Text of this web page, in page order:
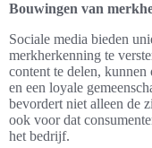
Bouwingen van
Sociale media bieden
merkherkenning te
content te delen,
en een loyale
bevordert niet alleen de
ook voor dat
het bedrijf.